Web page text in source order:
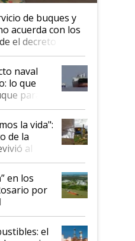
de buques y
acuerda con los
el decreto de
naval
lo que
parado
la vida":
de la
al
en los
por
las
tras
de los
el